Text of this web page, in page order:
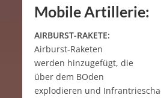
Mobile Artillerie:
AIRBURST-RAKETE:
Airburst-Raketen
werden hinzugefügt, die
über dem BOden
explodieren und